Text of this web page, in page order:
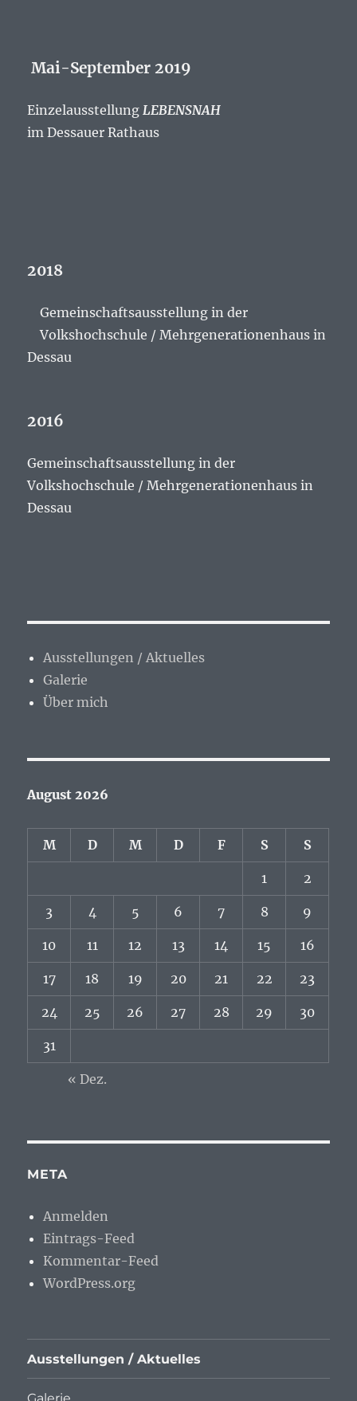
Mai-September 2019
EinzelausstellungLEBENSNAH
im Dessauer Rathaus
2018
Gemeinschaftsausstellung in der
Volkshochschule / Mehrgenerationenhaus in
Dessau
2016
Gemeinschaftsausstellung in der
Volkshochschule / Mehrgenerationenhaus in
Dessau
Ausstellungen / Aktuelles
Galerie
Über mich
August 2026
M D M D F S S
1 2
3 4 5 6 7 8 9
10 11 12 13 14 15 16
17 18 19 20 21 22 23
24 25 26 27 28 29 30
31
« Dez.
META
Anmelden
Eintrags-Feed
Kommentar-Feed
WordPress.org
Ausstellungen / Aktuelles
Galerie